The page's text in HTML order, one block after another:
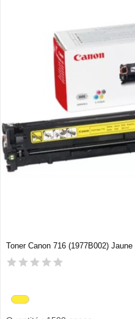
Toner Canon 716 (1977B002) Jaune